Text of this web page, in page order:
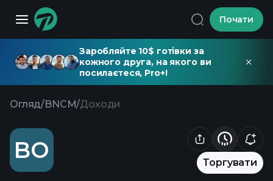
Почати
Заробляйте 10$ готівки за
кожного друга, на якого ви
посилаєтеся, Pro+!
Огляд/BNCM/Доходи
BO Торгувати